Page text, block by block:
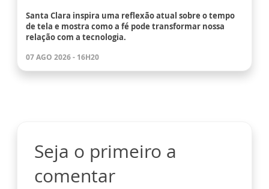
Santa Clara inspira uma reflexão atual sobre o tempo
de tela e mostra como a fé pode transformar nossa
relação com a tecnologia.
07 AGO 2026 - 16H20
Seja o primeiro a
comentar